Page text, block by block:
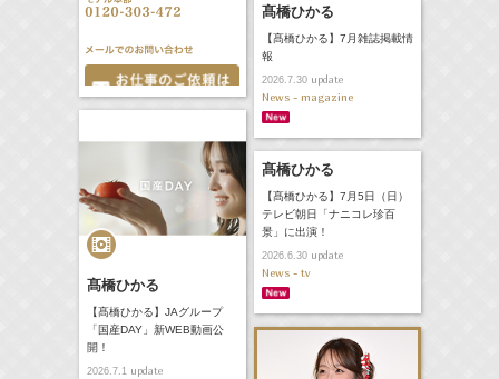
髙橋ひかる
【髙橋ひかる】7月雑誌掲載情
報
2026.7.30update
News - magazine
髙橋ひかる
【髙橋ひかる】JAグループ
「国産DAY」新WEB動画公
開！
2026.7.1update
髙橋ひかる
【髙橋ひかる】7月5日（日）
テレビ朝日「ナニコレ珍百
景」に出演！
2026.6.30update
News - tv